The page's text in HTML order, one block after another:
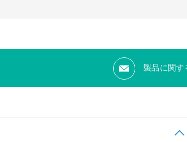
製品に関